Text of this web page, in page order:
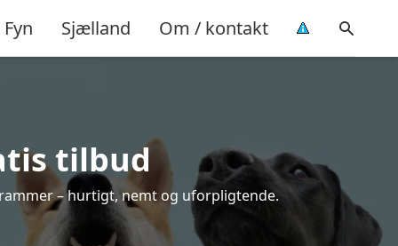
Fyn Sjælland Om / kontakt
tilbud
– hurtigt, nemt og uforpligtende.